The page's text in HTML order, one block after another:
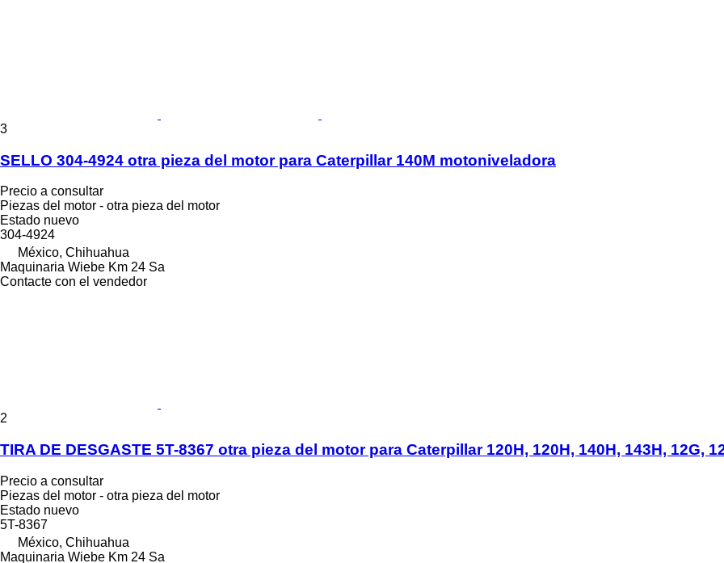
3
SELLO 304-4924 otra pieza del motor para Caterpillar 140M motoniveladora
Precio a consultar
Piezas del motor - otra pieza del motor
Estado nuevo
304-4924
México, Chihuahua
Maquinaria Wiebe Km 24 Sa
Contacte con el vendedor
2
TIRA DE DESGASTE 5T-8367 otra pieza del motor para Caterpillar 120H, 120H, 140H, 143H, 12G,
Precio a consultar
Piezas del motor - otra pieza del motor
Estado nuevo
5T-8367
México, Chihuahua
Maquinaria Wiebe Km 24 Sa